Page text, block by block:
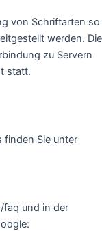
von Schriftarten so
werden. Die
zu Servern
statt.
finden Sie unter
und in der